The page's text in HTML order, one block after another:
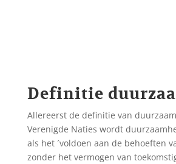
Definitie
Allereerst de definitie van
Verenigde Naties wordt
als het ´voldoen aan de behoeften
zonder het vermogen van